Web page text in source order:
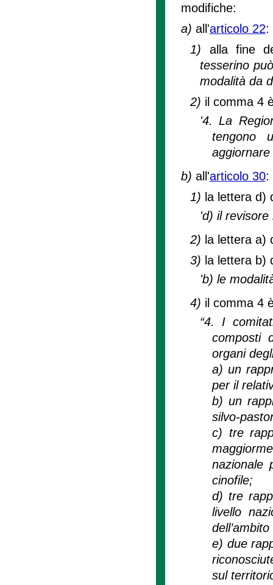
modifiche:
a) all'articolo 22:
1) alla fine
tesserino
modalità da
2) il comma 4
'4. La
tengono
b) all'articolo 30:
1) la lettera d)
'd) il revisore
2) la lettera a)
3) la lettera b)
'b) le
4) il comma 4
“4. I
composti
organi
a) un
per il
b) un
silvo-
c) tre
nazionale
cinofile;
d) tre
livello
e) due
sul